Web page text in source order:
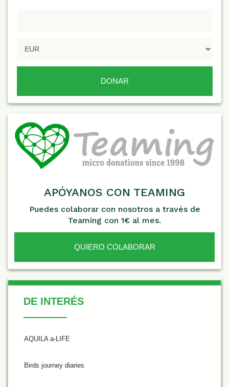
APÓYANOS CON TEAMING
Puedes colaborar con nosotros a través de
Teaming con 1€ al mes.
QUIERO COLABORAR
De Interés
DE INTERÉS
AQUILA a-LIFE
Birds journey diaries